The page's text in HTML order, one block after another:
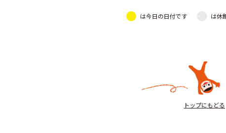
は今日の日付です は休
トップにもどる